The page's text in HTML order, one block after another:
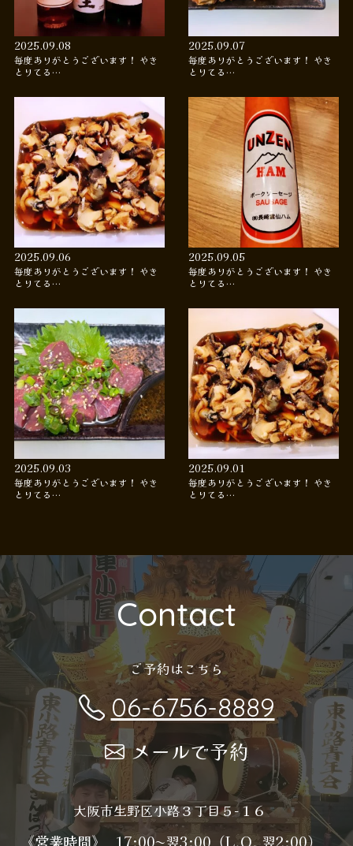
2025.09.08
毎度ありがとうございます！ やき
とりてる…
2025.09.07
毎度ありがとうございます！ やき
とりてる…
2025.09.06
毎度ありがとうございます！ やき
とりてる…
2025.09.05
毎度ありがとうございます！ やき
とりてる…
2025.09.03
毎度ありがとうございます！ やき
とりてる…
2025.09.01
毎度ありがとうございます！ やき
とりてる…
Contact
ご予約はこちら
06-6756-8889
メールで予約
大阪市生野区小路３丁目５−１６
《営業時間》 17:00〜翌3:00（L.O. 翌2:00）